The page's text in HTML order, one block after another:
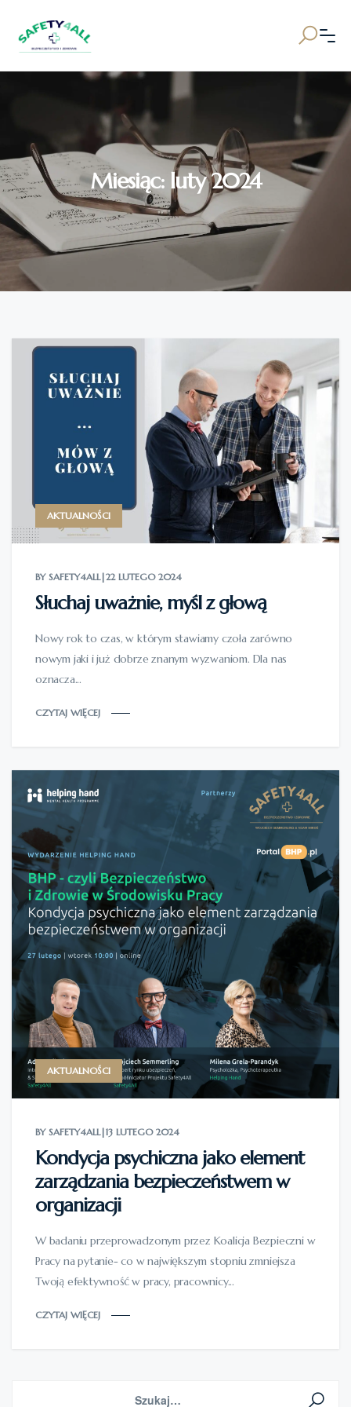
Miesiąc: luty 2024
AKTUALNOŚCI
BY SAFETY4ALL|22 LUTEGO 2024
Słuchaj uważnie, myśl z głową
Nowy rok to czas, w którym stawiamy czoła zarówno
nowym jaki i już dobrze znanym wyzwaniom. Dla nas
oznacza...
CZYTAJ WIĘCEJ
AKTUALNOŚCI
BY SAFETY4ALL|13 LUTEGO 2024
Kondycja psychiczna jako element
zarządzania bezpieczeństwem w
organizacji
W badaniu przeprowadzonym przez Koalicja Bezpieczni w
Pracy na pytanie- co w największym stopniu zmniejsza
Twoją efektywność w pracy, pracownicy...
CZYTAJ WIĘCEJ